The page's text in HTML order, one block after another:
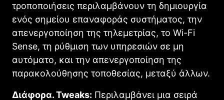
τροποποιήσεις περιλαμβάνουν τη δημιουργία
ενός σημείου επαναφοράς συστήματος, την
απενεργοποίηση της τηλεμετρίας, το Wi-Fi
Sense, τη ρύθμιση των υπηρεσιών σε μη
αυτόματο, και την απενεργοποίηση της
παρακολούθησης τοποθεσίας, μεταξύ άλλων.
Διάφορα. Tweaks: Περιλαμβάνει μια σειρά